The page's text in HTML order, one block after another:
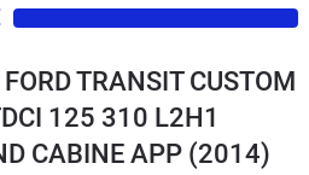
TRANSIT CUSTOM
125 310 L2H1
CABINE APP (2014)